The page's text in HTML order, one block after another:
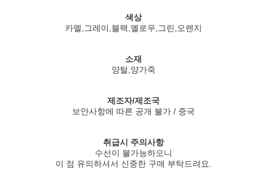
색상
카멜,그레이,블랙,옐로우,그린,오렌지
소재
양털,양가죽
제조자/제조국
보안사항에 따른 공개 불가 / 중국
취급시 주의사항
수선이 불가능하오니
이 점 유의하셔서 신중한 구매 부탁드려요.